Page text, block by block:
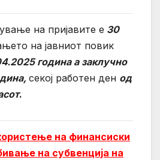
на пријавите е 30
на јавниот повик
година а заклучно
секој работен ден од
.
на финансиски
на субвенција на